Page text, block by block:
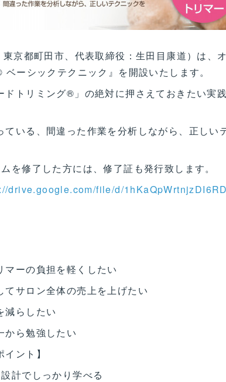
京都町田市、代表取締役：生田目康道）は、
ベーシックテクニック』を開設いたします。
ドトリミング®」の絶対に押さえておきたい実
ている、間違った作業を分析しながら、正しい
を修了した方には、修了証も発行致します。
drive.google.com/file/d/
マーの負担を軽くしたい
てサロン全体の売上を上げたい
減らしたい
から勉強したい
ント】
計でしっかり学べる